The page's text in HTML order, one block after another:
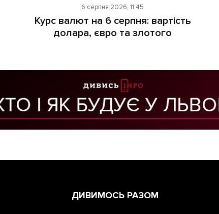
6 серпня 2026, 11:45
Курс валют на 6 серпня: вартість
долара, євро та злотого
ДИВИМОСЬ РАЗОМ